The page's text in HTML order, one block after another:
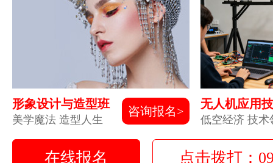
形象设计与造型班
美学魔法 造型人生
咨询报名>
无人机应用
低空经济 技术
在线报名 点击拨打：